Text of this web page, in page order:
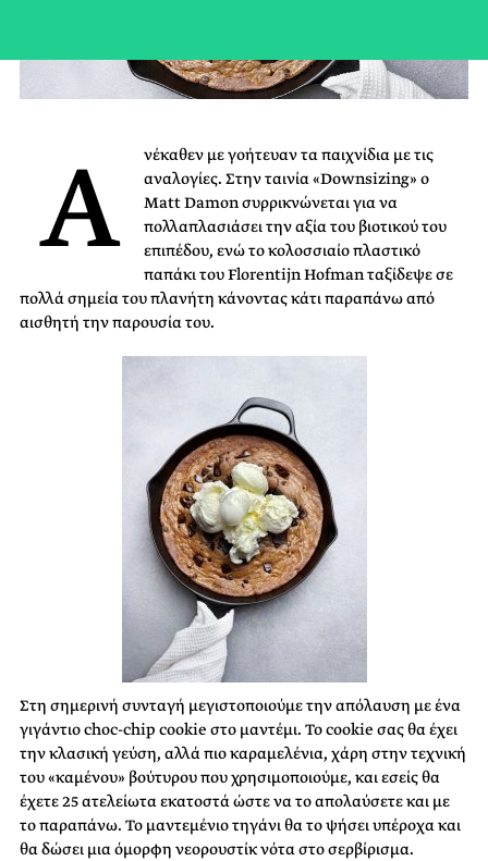
Α
νέκαθεν με γοήτευαν τα παιχνίδια με τις
αναλογίες. Στην ταινία «Downsizing» ο
Matt Damon συρρικνώνεται για να
πολλαπλασιάσει την αξία του βιοτικού του
επιπέδου, ενώ το κολοσσιαίο πλαστικό
παπάκι του Florentijn Hofman ταξίδεψε σε
πολλά σημεία του πλανήτη κάνοντας κάτι παραπάνω από
αισθητή την παρουσία του.
Στη σημερινή συνταγή μεγιστοποιούμε την απόλαυση με ένα
γιγάντιο choc-chip cookie στο μαντέμι. Το cookie σας θα έχει
την κλασική γεύση, αλλά πιο καραμελένια, χάρη στην τεχνική
του «καμένου» βούτυρου που χρησιμοποιούμε, και εσείς θα
έχετε 25 ατελείωτα εκατοστά ώστε να το απολαύσετε και με
το παραπάνω. Το μαντεμένιο τηγάνι θα το ψήσει υπέροχα και
θα δώσει μια όμορφη νεορουστίκ νότα στο σερβίρισμα.